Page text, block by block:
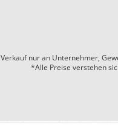
Verkauf nur an Unternehmer,
*Alle Preise verstehen